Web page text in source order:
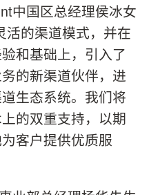
中国区总经理侯冰女
活的渠道模式，并在
和基础上，引入了
的新渠道伙伴，进
生态系统。我们将
的双重支持，以期
客户提供优质服